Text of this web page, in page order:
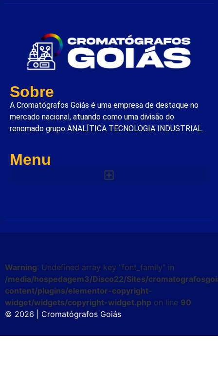
Sobre
A Cromatógrafos Goiás é uma empresa de destaque no
mercado nacional, atuando como uma divisão do
renomado grupo ANALÍTICA TECNOLOGIA INDUSTRIAL.
Menu
Warning: Undefined array key "font_family" in
/media/hospedagem3/Disco22/Sites/
content/plugins/elementor-copyright-
widget/widgets/copyright-widget.php on line 90
© 2026 | Cromatógrafos Goiás